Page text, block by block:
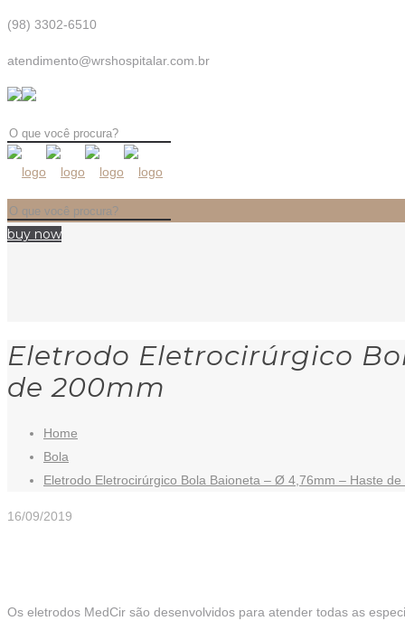
(98) 3302-6510
atendimento@wrshospitalar.com.br
buy now
Eletrodo Eletrocirúrgico
de 200mm
Home
Bola
Eletrodo Eletrocirúrgico Bola Baioneta – Ø 4,76mm – Haste de
16/09/2019
Os eletrodos MedCir são desenvolvidos para atender todas as